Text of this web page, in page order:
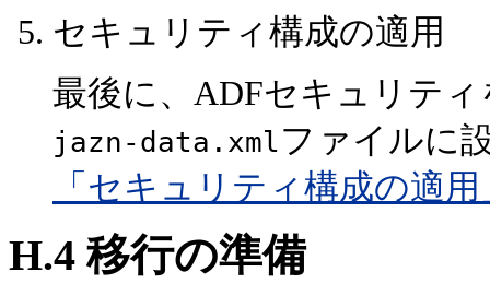
セキュリティ構成の適用
最後に、ADFセキュリテ
jazn-data.xmlファイルに
「セキュリティ構成の適用
H.4 移行の準備